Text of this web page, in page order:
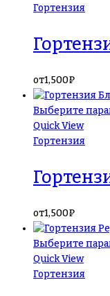
Гортензия
от1,500₽
Выберите
Quick View
Гортензия
от1,500₽
Выберите
Quick View
Гортензия